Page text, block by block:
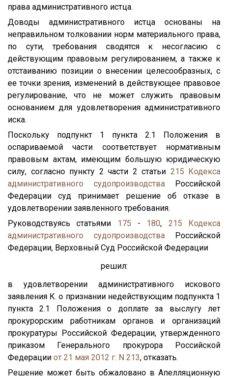
права административного истца.
Доводы административного истца основаны на
неправильном толковании норм материального права,
по сути, требования сводятся к несогласию с
действующим правовым регулированием, а также к
отстаиванию позиции о внесении целесообразных, с
ее точки зрения, изменений в действующее правовое
регулирование, что не может служить правовым
основанием для удовлетворения административного
иска.
Поскольку подпункт 1 пункта 2.1 Положения в
оспариваемой части соответствует нормативным
правовым актам, имеющим большую юридическую
силу, согласно пункту 2 части 2 статьи 215 Кодекса
административного судопроизводства Российской
Федерации суд принимает решение об отказе в
удовлетворении заявленного требования.
Руководствуясь статьями 175 - 180, 215
Кодекса
административного судопроизводства Российской
Федерации, Верховный Суд Российской Федерации
решил:
в удовлетворении административного искового
заявления К. о признании недействующим подпункта 1
пункта 2.1 Положения о доплате за выслугу лет
прокурорским работникам органов и организаций
прокуратуры Российской Федерации, утвержденного
приказом Генерального прокурора Российской
Федерации от 21 мая 2012 г. N 213, отказать.
Решение может быть обжаловано в Апелляционную